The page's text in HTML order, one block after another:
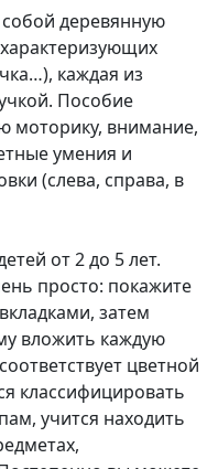
деревянную
каждая из
Пособие
моторику, внимание,
умения и
(слева, справа, в
от 2 до 5 лет.
просто: покажите
затем
вложить каждую
цветной
классифицировать
учится находить